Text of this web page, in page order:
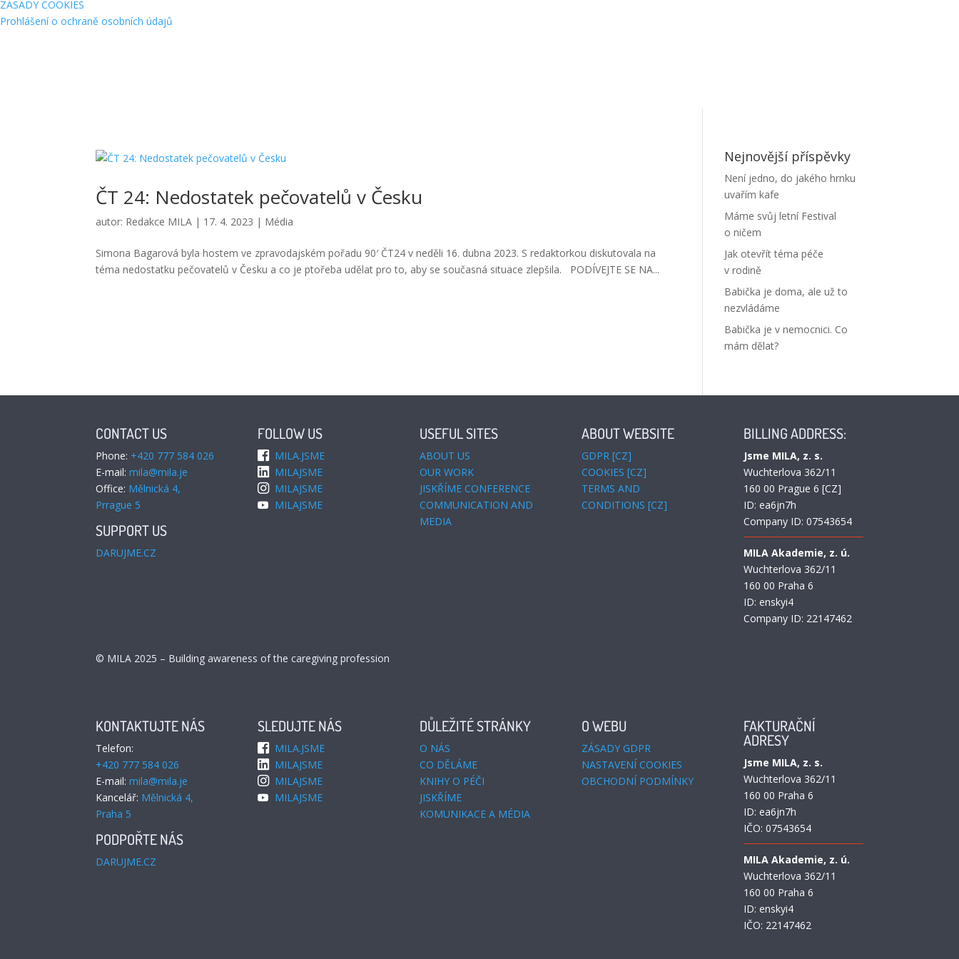
ZÁSADY COOKIES
Prohlášení o ochraně osobních údajů
ČT 24: Nedostatek pečovatelů v Česku
autor: Redakce MILA | 17. 4. 2023 | Média
Simona Bagarová byla hostem ve zpravodajském pořadu 90′ ČT24 v neděli 16. dubna 2023. S redaktorkou diskutovala na
téma nedostatku pečovatelů v Česku a co je ptořeba udělat pro to, aby se současná situace zlepšila. PODÍVEJTE SE NA...
Nejnovější příspěvky
Není jedno, do jakého hrnku
uvařím kafe
Máme svůj letní Festival
o ničem
Jak otevřít téma péče
v rodině
Babička je doma, ale už to
nezvládáme
Babička je v nemocnici. Co
mám dělat?
CONTACT US
Phone: +420 777 584 026
E-mail:mila@mila.je
Office: Mělnická 4,
Prrague 5
SUPPORT US
DARUJME.CZ
FOLLOW US
MILA.JSME
MILAJSME
MILAJSME
MILAJSME
USEFUL SITES
ABOUT US
OUR WORK
JISKŘÍME CONFERENCE
COMMUNICATION AND
MEDIA
ABOUT WEBSITE
GDPR [CZ]
COOKIES [CZ]
TERMS AND
CONDITIONS [CZ]
BILLING ADDRESS:
Jsme MILA, z. s.
Wuchterlova 362/11
160 00 Prague 6 [CZ]
ID: ea6jn7h
Company ID: 07543654
MILA Akademie, z. ú.
Wuchterlova 362/11
160 00 Praha 6
ID: enskyi4
Company ID: 22147462
© MILA 2025 – Building awareness of the caregiving profession
KONTAKTUJTE NÁS
Telefon:
+420 777 584 026
E-mail:mila@mila.je
Kancelář: Mělnická 4,
Praha 5
PODPOŘTE NÁS
DARUJME.CZ
SLEDUJTE NÁS
MILA.JSME
MILAJSME
MILAJSME
MILAJSME
DŮLEŽITÉ STRÁNKY
O NÁS
CO DĚLÁME
KNIHY O PÉČI
JISKŘÍME
KOMUNIKACE A MÉDIA
O WEBU
ZÁSADY GDPR
NASTAVENÍ COOKIES
OBCHODNÍ PODMÍNKY
FAKTURAČNÍ
ADRESY
Jsme MILA, z. s.
Wuchterlova 362/11
160 00 Praha 6
ID: ea6jn7h
IČO: 07543654
MILA Akademie, z. ú.
Wuchterlova 362/11
160 00 Praha 6
ID: enskyi4
IČO: 22147462